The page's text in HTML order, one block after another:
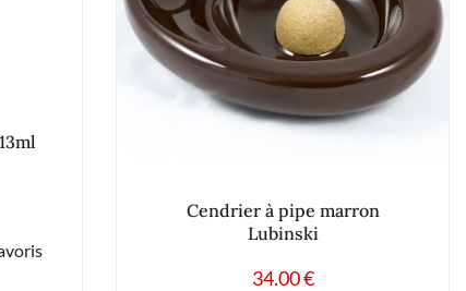
Cendrier à pipe marron
Lubinski
34.00€